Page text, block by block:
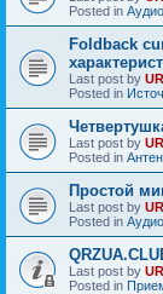
Posted in
Foldback
Last post by
Posted in
Last post by
Posted in
Простой
Last post by
Posted in
Last post by
Posted in